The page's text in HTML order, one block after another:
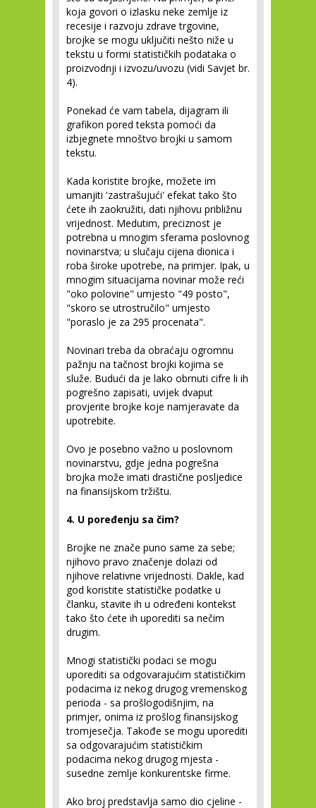
koja govori o izlasku neke zemlje iz
recesije i razvoju zdrave trgovine,
brojke se mogu uključiti nešto niže u
tekstu u formi statističkih podataka o
proizvodnji i izvozu/uvozu (vidi Savjet br.
4).
Ponekad će vam tabela, dijagram ili
grafikon pored teksta pomoći da
izbjegnete mnoštvo brojki u samom
tekstu.
Kada koristite brojke, možete im
umanjiti 'zastrašujući' efekat tako što
ćete ih zaokružiti, dati njihovu približnu
vrijednost. Medutim, preciznost je
potrebna u mnogim sferama poslovnog
novinarstva; u slučaju cijena dionica i
roba široke upotrebe, na primjer. Ipak, u
mnogim situacijama novinar može reći
"oko polovine" umjesto "49 posto",
"skoro se utrostručilo" umjesto
"poraslo je za 295 procenata".
Novinari treba da obraćaju ogromnu
pažnju na tačnost brojki kojima se
služe. Budući da je lako obrnuti cifre li ih
pogrešno zapisati, uvijek dvaput
provjerite brojke koje namjeravate da
upotrebite.
Ovo je posebno važno u poslovnom
novinarstvu, gdje jedna pogrešna
brojka može imati drastične posljedice
na finansijskom tržištu.
4. U poređenju sa čim?
Brojke ne znače puno same za sebe;
njihovo pravo značenje dolazi od
njihove relativne vrijednosti. Dakle, kad
god koristite statističke podatke u
članku, stavite ih u određeni kontekst
tako što ćete ih uporediti sa nečim
drugim.
Mnogi statistički podaci se mogu
uporediti sa odgovarajućim statističkim
podacima iz nekog drugog vremenskog
perioda - sa prošlogodišnjim, na
primjer, onima iz prošlog finansijskog
tromjesečja. Takođe se mogu uporediti
sa odgovarajućim statističkim
podacima nekog drugog mjesta -
susedne zemlje konkurentske firme.
Ako broj predstavlja samo dio cjeline -